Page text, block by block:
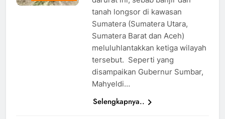
tanah longsor di kawasan
Sumatera (Sumatera Utara,
Sumatera Barat dan Aceh)
meluluhlantakkan ketiga wilayah
tersebut. Seperti yang
disampaikan Gubernur Sumbar,
Mahyeldi…
Selengkapnya..